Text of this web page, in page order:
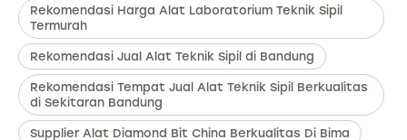
Rekomendasi Harga Alat Laboratorium Teknik Sipil
Termurah
Rekomendasi Jual Alat Teknik Sipil di Bandung
Rekomendasi Tempat Jual Alat Teknik Sipil Berkualitas
di Sekitaran Bandung
Supplier Alat Diamond Bit China Berkualitas Di Bima